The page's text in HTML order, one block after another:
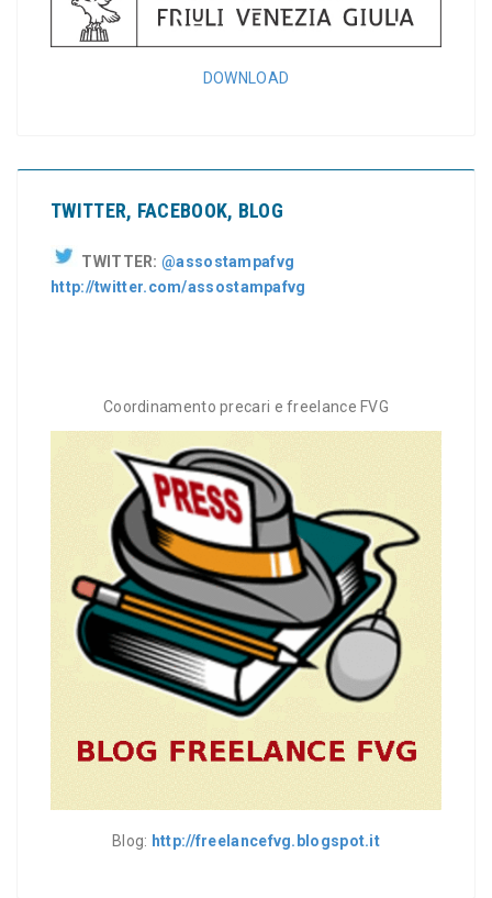
DOWNLOAD
TWITTER, FACEBOOK, BLOG
TWITTER:@assostampafvg
http://twitter.com/assostampafvg
Coordinamento precari e freelance FVG
Blog: http://freelancefvg.blogspot.it